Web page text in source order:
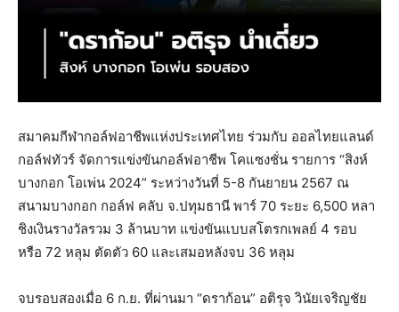
สมาคมกีฬากอล์ฟอาชีพแห่งประเทศไทย ร่วมกับ ออลไทยแลนด์
กอล์ฟทัวร์ จัดการแข่งขันกอล์ฟอาชีพ โคแซงชั่น รายการ “สิงห์
บางกอก โอเพ่น 2024” ระหว่างวันที่ 5-8 กันยายน 2567 ณ
สนามบางกอก กอล์ฟ คลับ จ.ปทุมธานี พาร์ 70 ระยะ 6,500 หลา
ชิงเงินรางวัลรวม 3 ล้านบาท แข่งขันแบบสโตรกเพลย์ 4 รอบ
หรือ 72 หลุม ตัดตัว 60 และเสมอหลังจบ 36 หลุม
จบรอบสองเมื่อ 6 ก.ย. ที่ผ่านมา “ดราก้อน” อติรุจ วินัยเจริญชัย